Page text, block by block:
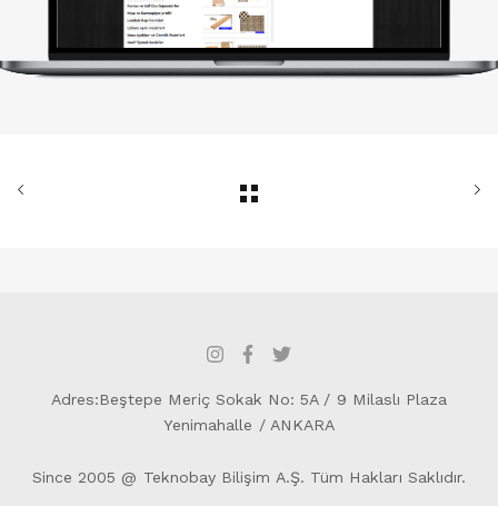
Adres:Beştepe Meriç Sokak No: 5A / 9 Milaslı Plaza
Yenimahalle / ANKARA
Since 2005 @ Teknobay Bilişim A.Ş. Tüm Hakları Saklıdır.